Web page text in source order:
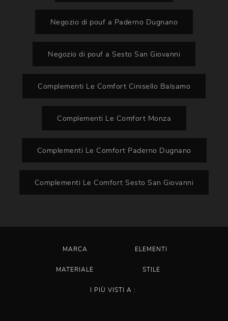
Negozio di pouf a Paderno Dugnano
Negozio di pouf a Sesto San Giovanni
Complementi Le Comfort Cinisello Balsamo
Complementi Le Comfort Monza
Complementi Le Comfort Paderno Dugnano
Complementi Le Comfort Sesto San Giovanni
MARCA ELEMENTI
MATERIALE STILE
I PIÙ VISTI A :